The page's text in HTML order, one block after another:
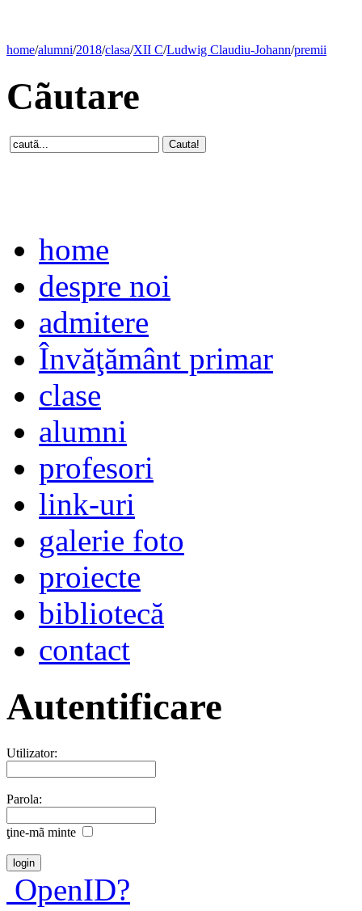
home/alumni/2018/clasa/XII C/Ludwig Claudiu-Johann/premii
Cãutare
home
despre noi
admitere
Învăţământ primar
clase
alumni
profesori
link-uri
galerie foto
proiecte
bibliotecă
contact
Autentificare
Utilizator:
Parola:
ţine-mã minte
OpenID?